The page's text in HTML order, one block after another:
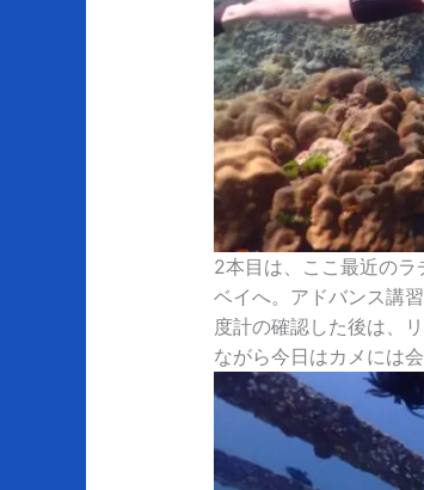
2本目は、ここ最近の
ベイへ。アドバンス講
度計の確認した後は、
ながら今日はカメには